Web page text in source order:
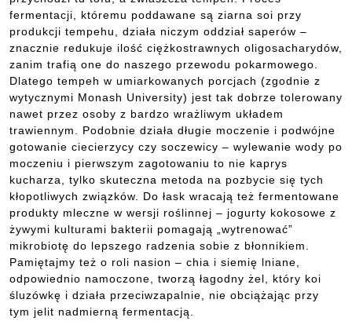
fermentacji, któremu poddawane są ziarna soi przy
produkcji tempehu, działa niczym oddział saperów –
znacznie redukuje ilość ciężkostrawnych oligosacharydów,
zanim trafią one do naszego przewodu pokarmowego.
Dlatego tempeh w umiarkowanych porcjach (zgodnie z
wytycznymi Monash University) jest tak dobrze tolerowany
nawet przez osoby z bardzo wrażliwym układem
trawiennym. Podobnie działa długie moczenie i podwójne
gotowanie ciecierzycy czy soczewicy – wylewanie wody po
moczeniu i pierwszym zagotowaniu to nie kaprys
kucharza, tylko skuteczna metoda na pozbycie się tych
kłopotliwych związków. Do łask wracają też fermentowane
produkty mleczne w wersji roślinnej – jogurty kokosowe z
żywymi kulturami bakterii pomagają „wytrenować”
mikrobiotę do lepszego radzenia sobie z błonnikiem.
Pamiętajmy też o roli nasion – chia i siemię lniane,
odpowiednio namoczone, tworzą łagodny żel, który koi
śluzówkę i działa przeciwzapalnie, nie obciążając przy
tym jelit nadmierną fermentacją.